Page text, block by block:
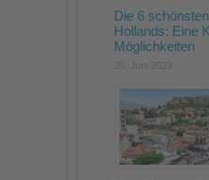
Die 6
Hollands: Eine
Möglichkeiten
20. Juni 2023